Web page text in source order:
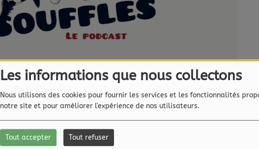
Les informations que nous collectons
Nous utilisons des cookies pour fournir les services et les fonctionnalités
notre site et pour améliorer l'expérience de nos utilisateurs.
Tout accepter Tout refuser